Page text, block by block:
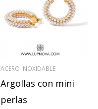
ACERO INOXIDABLE
Argollas con mini
perlas